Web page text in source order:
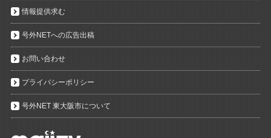
情報提供求む
号外NETへの広告出稿
お問い合わせ
プライバシーポリシー
号外NET 東大阪市について